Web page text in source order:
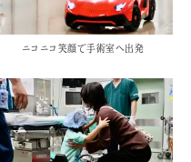
ニコニコ笑顔で手術室へ出発